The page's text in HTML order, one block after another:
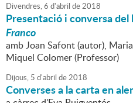
Divendres,6 d'abril de2018
Presentació i conversa del
Franco
amb Joan Safont (autor),
Miquel Colomer (Professor)
Dijous, 5 d'abril de2018
Converses a la carta en